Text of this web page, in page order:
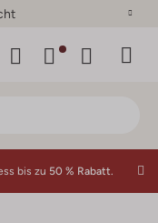
bis zu 50 % Rabatt.